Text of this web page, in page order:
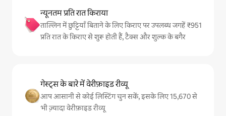
न्यूनतम प्रति रात किराया
ताल्लिन में छुट्टियाँ बिताने के लिए किराए पर उपलब्ध जगहें ₹951
प्रति रात के किराए से शुरू होती हैं, टैक्स और शुल्क के बगैर
गेस्ट्स के बारे में वेरीफ़ाइड रीव्यू
आप आसानी से कोई लिस्टिंग चुन सकें, इसके लिए 15,670 से
भी ज़्यादा वेरीफ़ाइड रीव्यू